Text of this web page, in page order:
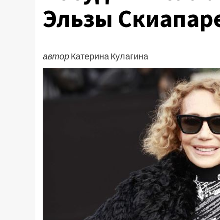
Эльзы
авторКатерина Кулагина